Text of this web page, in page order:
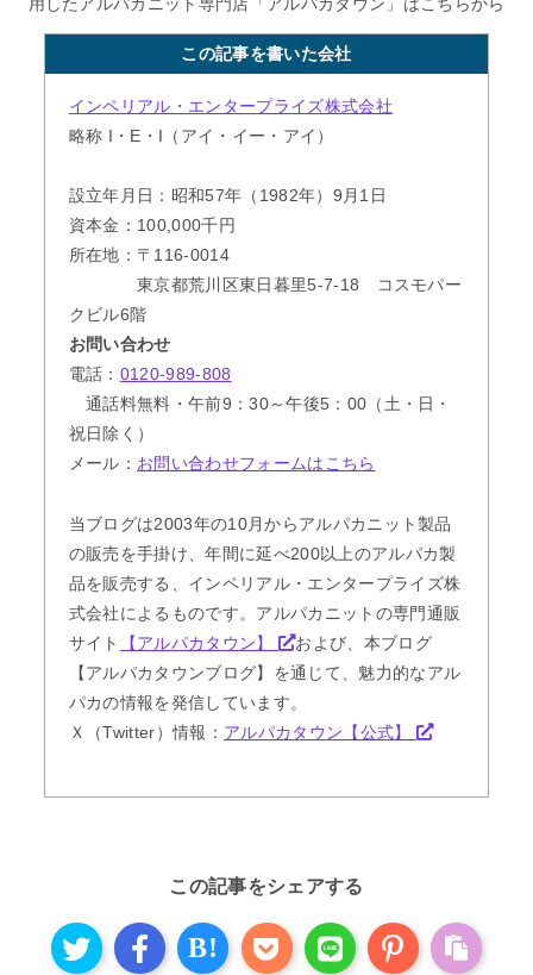
この記事を書いた会社
インペリアル・エンタープライズ株式会社
略称 I・E・I（アイ・イー・アイ）
設立年月日：昭和57年（1982年）9月1日
資本金：100,000千円
所在地：〒116-0014
東京都荒川区東日暮里5-7-18 コスモパー
クビル6階
お問い合わせ
電話： 0120-989-808
通話料無料・午前9：30～午後5：00（土・日・
祝日除く）
メール： お問い合わせフォームはこちら
当ブログは2003年の10月からアルパカニット製品
の販売を手掛け、年間に延べ200以上のアルパカ製
品を販売する、インペリアル・エンタープライズ株
式会社によるものです。アルパカニットの専門通販
サイト
【アルパカタウン】
および、本ブログ
【アルパカタウンブログ】を通じて、魅力的なアル
パカの情報を発信しています。
Ｘ（Twitter）情報： アルパカタウン【公式】
この記事をシェアする
B!